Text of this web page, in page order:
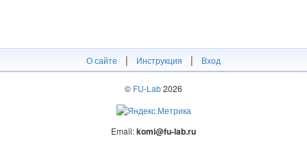
О сайте | Инструкция | Вход
© FU-Lab2026
Email:komi@fu-lab.ru